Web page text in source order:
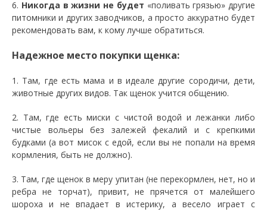
6. Никогда в жизни не будет «поливать грязью» другие
питомники и других заводчиков, а просто аккуратно будет
рекомендовать вам, к кому лучше обратиться.
Надежное место покупки щенка:
1. Там, где есть мама и в идеале другие сородичи, дети,
животные других видов. Так щенок учится общению.
2. Там, где есть миски с чистой водой и лежанки либо
чистые вольеры без залежей фекалий и с крепкими
будками (а вот мисок с едой, если вы не попали на время
кормления, быть не должно).
3. Там, где щенок в меру упитан (не перекормлен, нет, но и
ребра не торчат), привит, не прячется от малейшего
шороха и не впадает в истерику, а весело играет с